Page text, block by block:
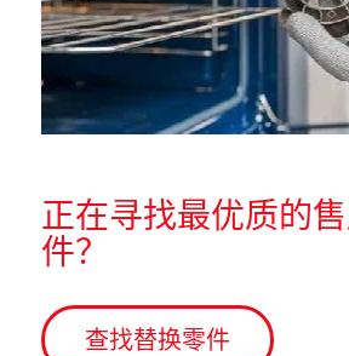
正在寻找最优质的
件？
查找替换零件